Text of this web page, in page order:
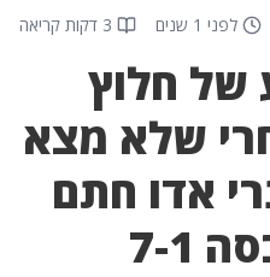
לפני 1 שנים 3 דקות קריאה
של חלוץ
שלא מצא
אדו חתם
1